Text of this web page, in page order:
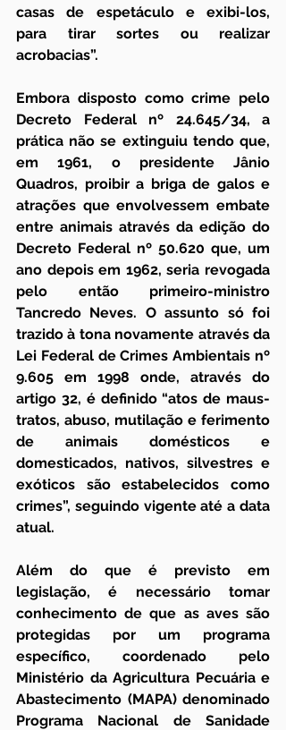
casas de espetáculo e exibi-los,
para tirar sortes ou realizar
acrobacias”.
Embora disposto como crime pelo
Decreto Federal nº 24.645/34, a
prática não se extinguiu tendo que,
em 1961, o presidente Jânio
Quadros, proibir a briga de galos e
atrações que envolvessem embate
entre animais através da edição do
Decreto Federal nº 50.620 que, um
ano depois em 1962, seria revogada
pelo então primeiro-ministro
Tancredo Neves. O assunto só foi
trazido à tona novamente através da
Lei Federal de Crimes Ambientais nº
9.605 em 1998 onde, através do
artigo 32, é definido “atos de maus-
tratos, abuso, mutilação e ferimento
de animais domésticos e
domesticados, nativos, silvestres e
exóticos são estabelecidos como
crimes”, seguindo vigente até a data
atual.
Além do que é previsto em
legislação, é necessário tomar
conhecimento de que as aves são
protegidas por um programa
específico, coordenado pelo
Ministério da Agricultura Pecuária e
Abastecimento (MAPA) denominado
Programa Nacional de Sanidade